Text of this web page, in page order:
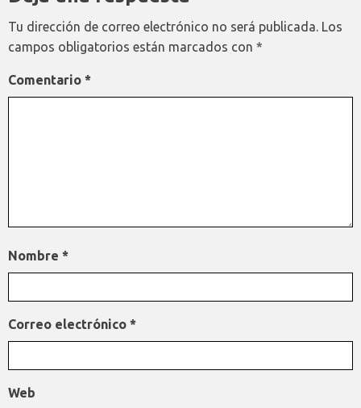
Tu dirección de correo electrónico no será publicada. Los
campos obligatorios están marcados con *
Comentario *
Nombre *
Correo electrónico *
Web